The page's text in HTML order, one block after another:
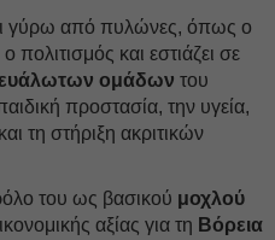
γύρω από πυλώνες, όπως ο
και εστιάζει σε
ομάδων του
προστασία, την υγεία,
τη στήριξη ακριτικών
του ως βασικού μοχλού
αξίας για τη Βόρεια